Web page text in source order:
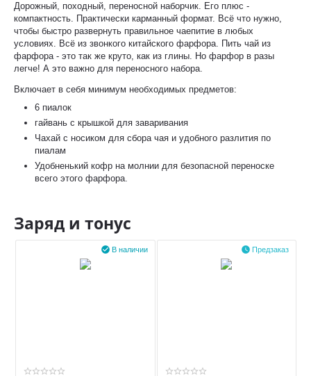
Дорожный, походный, переносной наборчик. Его плюс -
компактность. Практически карманный формат. Всё что нужно,
чтобы быстро развернуть правильное чаепитие в любых
условиях. Всё из звонкого китайского фарфора. Пить чай из
фарфора - это так же круто, как из глины. Но фарфор в разы
легче! А это важно для переносного набора.
Включает в себя минимум необходимых предметов:
6 пиалок
гайвань с крышкой для заваривания
Чахай с носиком для сбора чая и удобного разлития по
пиалам
Удобненький кофр на молнии для безопасной переноске
всего этого фарфора.
Заряд и тонус
В наличии
 Предзаказ
